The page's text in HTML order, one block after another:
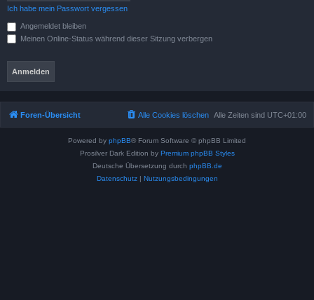
Ich habe mein Passwort vergessen
Angemeldet bleiben
Meinen Online-Status während dieser Sitzung verbergen
Foren-Übersicht Alle Zeiten sind UTC+01:00
Alle Cookies löschen
Powered by phpBB® Forum Software © phpBB Limited
Prosilver Dark Edition by Premium phpBB Styles
Deutsche Übersetzung durch phpBB.de
Datenschutz| Nutzungsbedingungen